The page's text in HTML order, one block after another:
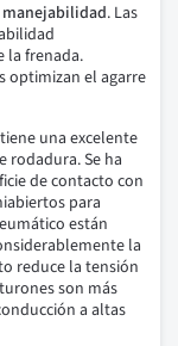
. Las
la frenada.
optimizan el agarre
tiene una excelente
rodadura. Se ha
de contacto con
para
están
la
reduce la tensión
son más
a altas